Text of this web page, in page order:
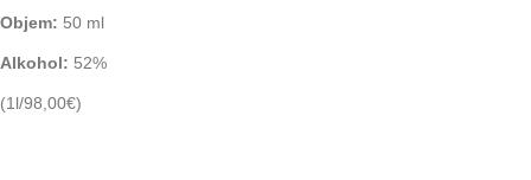
Objem: 50 ml
Alkohol: 52%
(1l/98,00€)